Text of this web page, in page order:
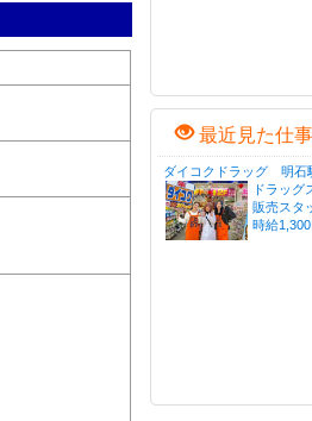
最近見た仕事
ダイコクドラッグ 明石
ドラッグ
販売スタ
時給